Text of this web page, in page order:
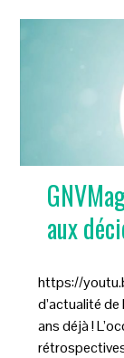
aux
https://
d’actualité de
ans déjà !